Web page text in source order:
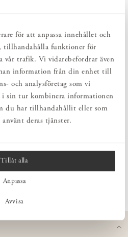
för att anpassa innehållet och
tillhandahålla funktioner för
vår trafik. Vi vidarebefordrar även
information från din enhet till
och analysföretag som vi
i sin tur kombinera informationen
du har tillhandahållit eller som
deras tjänster.
Tillåt alla
Anpassa
Avvisa
och mönstret är typisk för
Det finns ett exemplar av varje
är ansluten till organisationen
barnarbete, säkerställa att
görs på goda villkor samt att
möjliga sätt.